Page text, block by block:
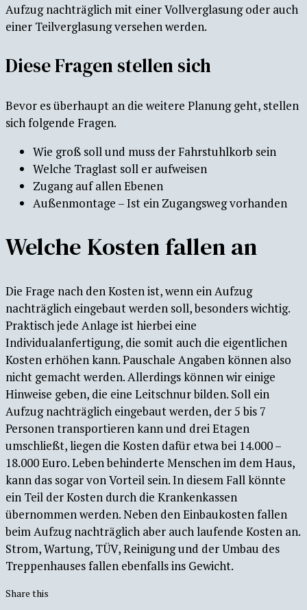
Aufzug nachträglich mit einer Vollverglasung oder auch
einer Teilverglasung versehen werden.
Diese Fragen stellen sich
Bevor es überhaupt an die weitere Planung geht, stellen
sich folgende Fragen.
Wie groß soll und muss der Fahrstuhlkorb sein
Welche Traglast soll er aufweisen
Zugang auf allen Ebenen
Außenmontage – Ist ein Zugangsweg vorhanden
Welche Kosten fallen an
Die Frage nach den Kosten ist, wenn ein Aufzug
nachträglich eingebaut werden soll, besonders wichtig.
Praktisch jede Anlage ist hierbei eine
Individualanfertigung, die somit auch die eigentlichen
Kosten erhöhen kann. Pauschale Angaben können also
nicht gemacht werden. Allerdings können wir einige
Hinweise geben, die eine Leitschnur bilden. Soll ein
Aufzug nachträglich eingebaut werden, der 5 bis 7
Personen transportieren kann und drei Etagen
umschließt, liegen die Kosten dafür etwa bei 14.000 –
18.000 Euro. Leben behinderte Menschen im dem Haus,
kann das sogar von Vorteil sein. In diesem Fall könnte
ein Teil der Kosten durch die Krankenkassen
übernommen werden. Neben den Einbaukosten fallen
beim Aufzug nachträglich aber auch laufende Kosten an.
Strom, Wartung, TÜV, Reinigung und der Umbau des
Treppenhauses fallen ebenfalls ins Gewicht.
Share this